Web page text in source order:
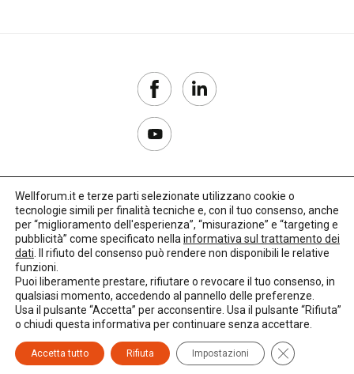
Copyright 2017–2026
Privacy Policy
Credits: LO Studio
Wellforum.it e terze parti selezionate utilizzano cookie o
tecnologie simili per finalità tecniche e, con il tuo consenso, anche
per “miglioramento dell'esperienza”, “misurazione” e “targeting e
pubblicità” come specificato nella informativa sul trattamento dei
dati . Il rifiuto del consenso può rendere non disponibili le relative
funzioni.
Puoi liberamente prestare, rifiutare o revocare il tuo consenso, in
qualsiasi momento, accedendo al pannello delle preferenze.
Usa il pulsante “Accetta” per acconsentire. Usa il pulsante “Rifiuta”
o chiudi questa informativa per continuare senza accettare.
Accetta tutto Rifiuta Impostazioni Close GDPR